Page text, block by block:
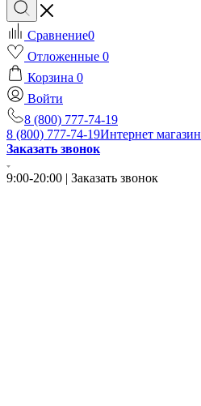
Сравнение0
Отложенные 0
Корзина 0
Войти
8 (800) 777-74-19
8 (800) 777-74-19Интернет магазин
Заказать звонок
9:00-20:00 | Заказать звонок